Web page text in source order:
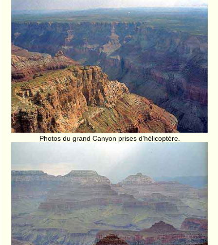
Photos du grand Canyon prises d'hélicoptère.